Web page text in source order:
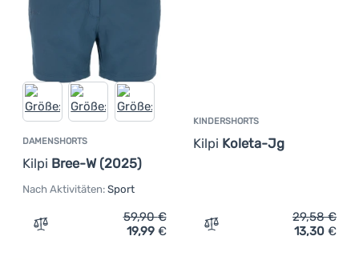
DAMENSHORTS
Kilpi Bree-W (2025)
Nach Aktivitäten: Sport
Zum Vergleich 'Damenshorts Kilpi Bree-W (2025)'
59,90€
19,99 €
KINDERSHORTS
Kilpi Koleta-Jg
Zum Vergleich
29,58€
13,30 €